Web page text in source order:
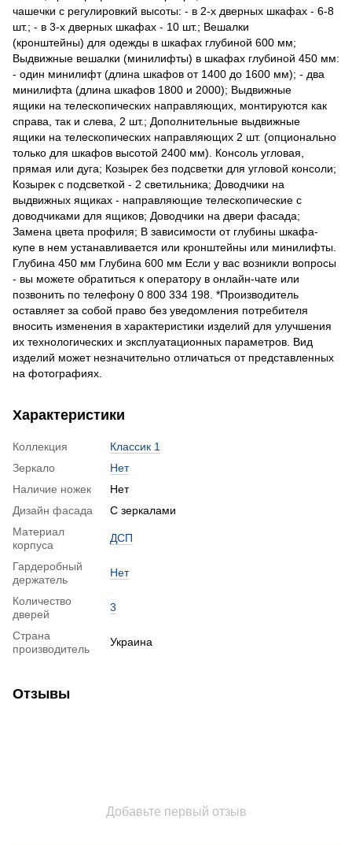
чашечки с регулировкий высоты: - в 2-х дверных шкафах - 6-8
шт.; - в 3-х дверных шкафах - 10 шт.; Вешалки
(кронштейны) для одежды в шкафах глубиной 600 мм;
Выдвижные вешалки (минилифты) в шкафах глубиной 450 мм:
- один минилифт (длина шкафов от 1400 до 1600 мм); - два
минилифта (длина шкафов 1800 и 2000); Выдвижные
ящики на телескопических направляющих, монтируются как
справа, так и слева, 2 шт.; Дополнительные выдвижные
ящики на телескопических направляющих 2 шт. (опционально
только для шкафов высотой 2400 мм). Консоль угловая,
прямая или дуга; Козырек без подсветки для угловой консоли;
Козырек с подсветкой - 2 светильника; Доводчики на
выдвижных ящиках - направляющие телескопические с
доводчиками для ящиков; Доводчики на двери фасада;
Замена цвета профиля; В зависимости от глубины шкафа-
купе в нем устанавливается или кронштейны или минилифты.
Глубина 450 мм Глубина 600 мм Если у вас возникли вопросы
- вы можете обратиться к оператору в онлайн-чате или
позвонить по телефону 0 800 334 198. *Производитель
оставляет за собой право без уведомления потребителя
вносить изменения в характеристики изделий для улучшения
их технологических и эксплуатационных параметров. Вид
изделий может незначительно отличаться от представленных
на фотографиях.
Характеристики
Коллекция
Классик 1
Зеркало
Нет
Наличие ножек
Нет
Дизайн фасада
С зеркалами
Материал
корпуса
ДСП
Гардеробный
держатель
Нет
Количество
дверей
3
Страна
производитель
Украина
Отзывы
Добавьте первый отзыв